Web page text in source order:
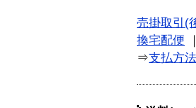
売掛取引(
換宅配便
⇒支払方